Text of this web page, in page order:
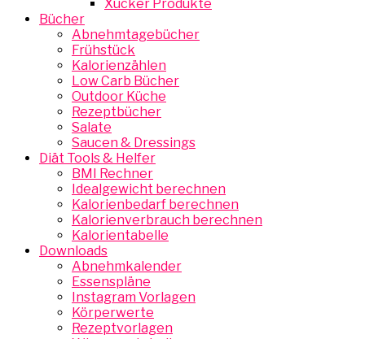
Xucker Produkte
Bücher
Abnehmtagebücher
Frühstück
Kalorienzählen
Low Carb Bücher
Outdoor Küche
Rezeptbücher
Salate
Saucen & Dressings
Diät Tools & Helfer
BMI Rechner
Idealgewicht berechnen
Kalorienbedarf berechnen
Kalorienverbrauch berechnen
Kalorientabelle
Downloads
Abnehmkalender
Essenspläne
Instagram Vorlagen
Körperwerte
Rezeptvorlagen